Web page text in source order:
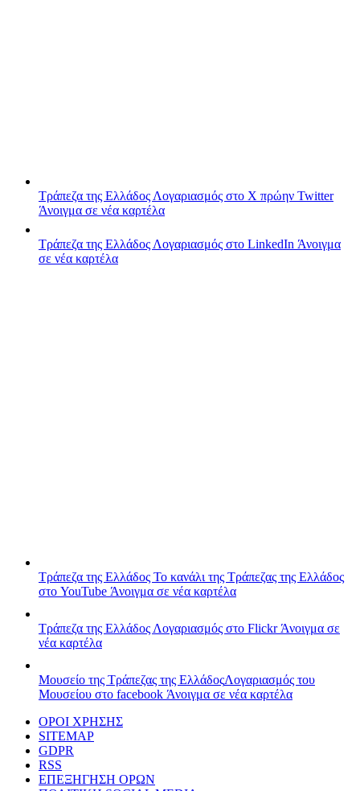
Τράπεζα της Ελλάδος Λογαριασμός στο X πρώην Twitter
Άνοιγμα σε νέα καρτέλα
Τράπεζα της Ελλάδος Λογαριασμός στο LinkedIn Άνοιγμα
σε νέα καρτέλα
Τράπεζα της Ελλάδος Το κανάλι της Τράπεζας της Ελλάδος
στο YouTube Άνοιγμα σε νέα καρτέλα
Τράπεζα της Ελλάδος Λογαριασμός στο FlickrΆνοιγμα σε
νέα καρτέλα
Μουσείο της Τράπεζας της ΕλλάδοςΛογαριασμός του
Μουσείου στο facebook Άνοιγμα σε νέα καρτέλα
ΟΡΟΙ ΧΡΗΣΗΣ
SITEMAP
GDPR
RSS
ΕΠΕΞΗΓΗΣΗ ΟΡΩΝ